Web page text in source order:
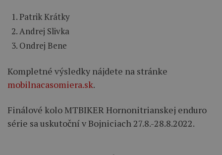
Patrik Krátky
Andrej Slivka
Ondrej Bene
Kompletné výsledky nájdete na stránke
mobilnacasomiera.sk.
Finálové kolo MTBIKER Hornonitrianskej enduro
série sa uskutoční v Bojniciach 27.8.-28.8.2022.